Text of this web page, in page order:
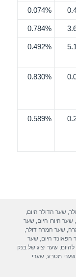
0.074%
0.784%
0.492%
0.830%
0.589%
,שער הדולר היום,
,שער היורו היום,שער
,שער המרה דולר,
הפאונד היום,שער
להיום,שער יציג של בנק
שערי מטבע,שערי